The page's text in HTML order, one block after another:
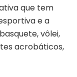
que tem
e a
vôlei,
acrobáticos,